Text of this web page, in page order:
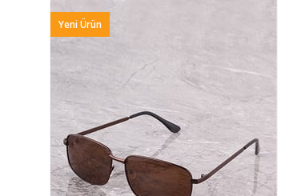
Yeni Ürün